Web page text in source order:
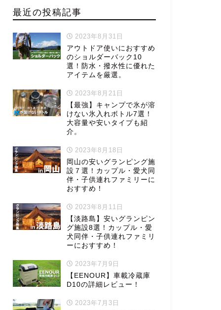
最近の投稿記事
2023年8月31日
アウトドア使いにおすすめ
のショルダーバック10
選！防水・撥水性に優れた
アイテムを厳選。
2023年8月21日
【最強】キャンプで氷が溶
けない氷入れボトル7選！
大容量や安いタイプも紹
介。
2023年8月18日
岡山の安いグランピング施
設７選！カップル・愛犬同
伴・子供連れファミリーに
おすすめ！
2023年8月11日
【淡路島】安いグランピン
グ施設8選！カップル・愛
犬同伴・子供連れファミリ
ーにおすすめ！
2023年7月9日
【EENOUR】車載冷蔵庫
D10の詳細レビュー！
2023年7月3日